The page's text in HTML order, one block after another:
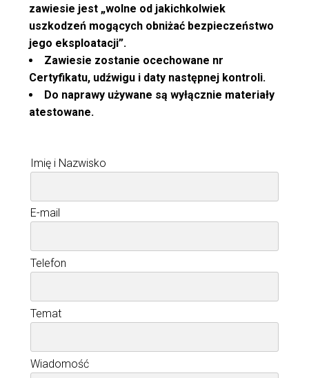
zawiesie jest „wolne od jakichkolwiek
uszkodzeń mogących obniżać bezpieczeństwo
jego eksploatacji”.
Zawiesie zostanie ocechowane nr
Certyfikatu, udźwigu i daty następnej kontroli.
Do naprawy używane są wyłącznie materiały
atestowane.
Imię i Nazwisko
E-mail
Telefon
Temat
Wiadomość